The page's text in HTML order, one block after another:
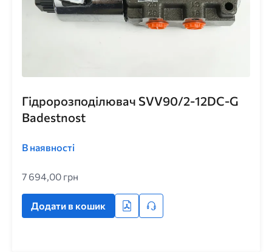
Гідророзподілювач SVV90/2-12DC-G
Badestnost
В наявності
7 694,00 грн
Додати в кошик